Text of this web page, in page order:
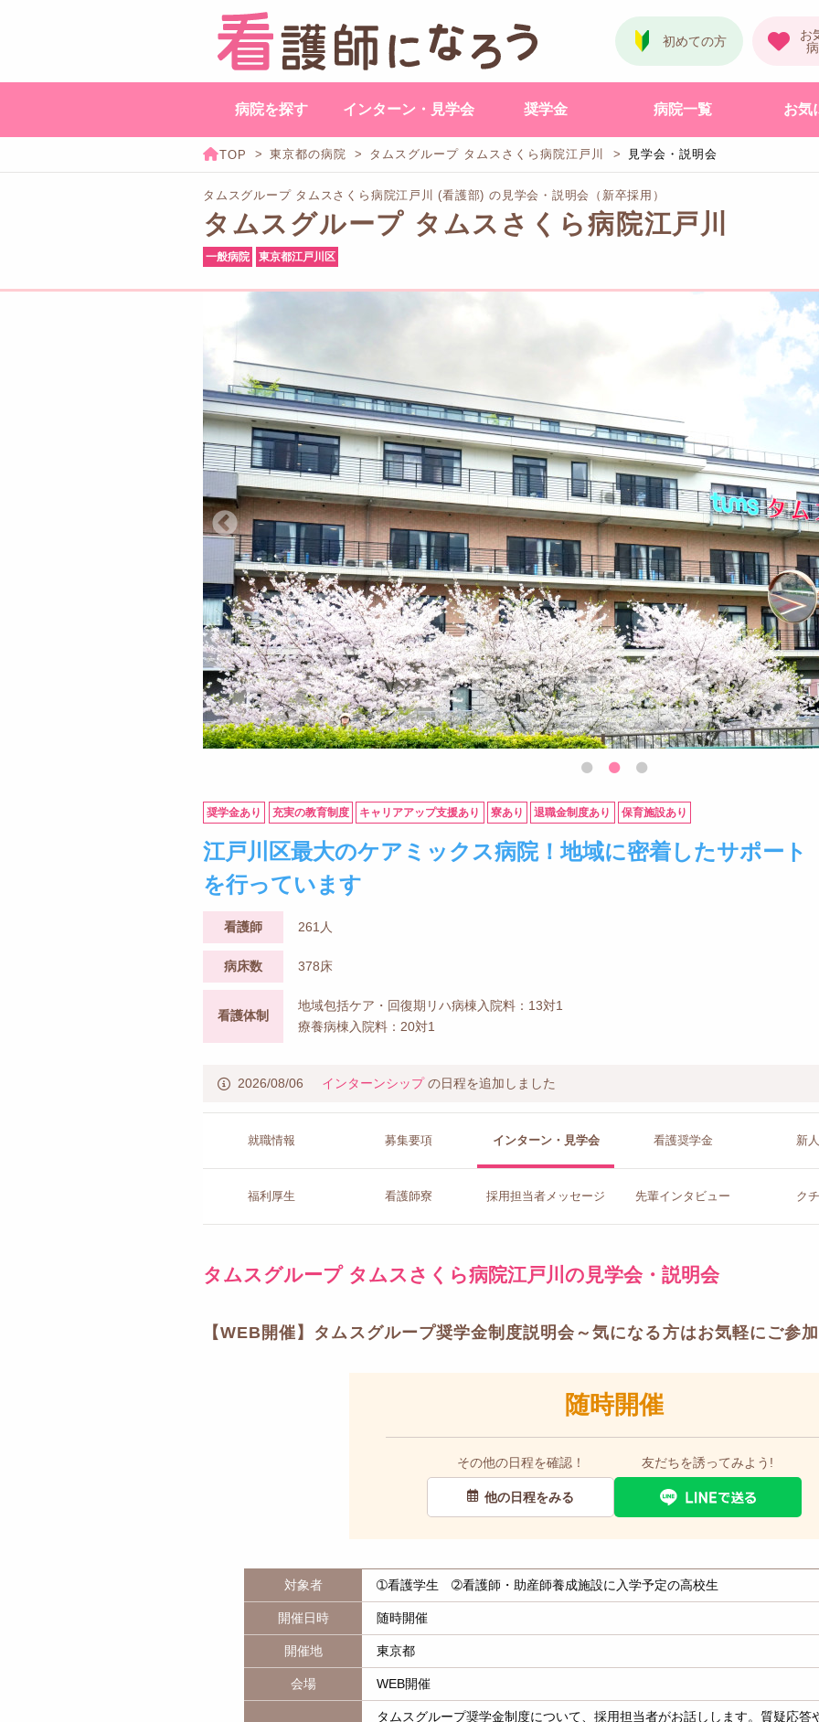
病院を探す インターン・見学会 奨学金 病院一覧 お気
東京都の病院 タムスグループ タムスさくら病院江戸川 見学会・説明会
タムスグループ タムスさくら病院江戸川 (看護部) の見学会・説明会（新卒採用）
タムスグループ タムスさくら病院江戸川
一般病院 東京都江戸川区
奨学金あり 充実の教育制度 キャリアアップ支援あり 寮あり 退職金制度あり 保育施設あり
江戸川区最大のケアミックス病院！地域に密着したサポート
を行っています
看護師 261人
病床数 378床
看護体制
地域包括ケア・回復期リハ病棟入院料：13対1
療養病棟入院料：20対1
2026/08/06 インターンシップ の日程を追加しました
就職情報 募集要項 インターン・見学会 看護奨学金 新
福利厚生 看護師寮 採用担当者メッセージ 先輩イン タビュー ク
タムスグループ タムスさくら病院江戸川の見学会・説明会
【WEB開催】タムスグループ奨学金制度説明会～気になる方はお気軽にご参
随時開催
その他の日程を確認！
他の日程をみる
友だちを誘ってみよう!
対象者 ➀看護学生 ➁看護師・助産師養成施設に入学予定の高校生
開催日時 随時開催
開催地 東京都
会場 WEB開催
タムスグループ奨学金制度について、採用担当者がお話しします。質疑応答